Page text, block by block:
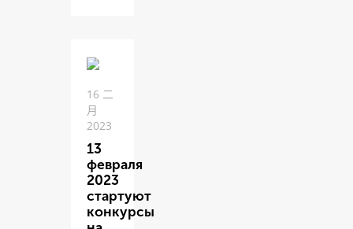
16 二
月
2023
13
февраля
2023
стартуют
конкурсы